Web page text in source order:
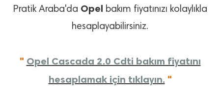
Pratik Araba'da Opel bakım fiyatınızı kolaylıkla
hesaplayabilirsiniz.
" Opel Cascada 2.0 Cdti bakım fiyatını
hesaplamak için tıklayın. "